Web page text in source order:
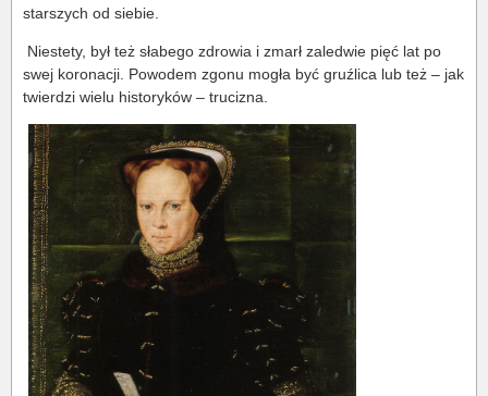
starszych od siebie.
Niestety, był też słabego zdrowia i zmarł zaledwie pięć lat po
swej koronacji. Powodem zgonu mogła być gruźlica lub też – jak
twierdzi wielu historyków – trucizna.